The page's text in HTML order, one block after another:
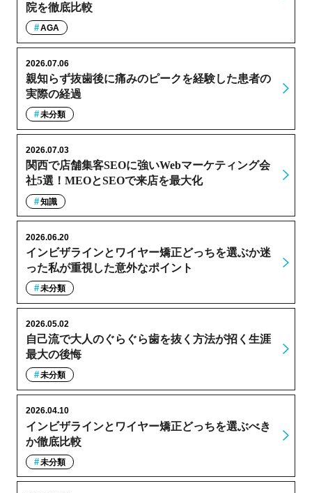
院を徹底比較
AGA
親知らず抜歯後に痛みのピークを経験した患者の
実際の経過
2026.07.06
未分類
関西で店舗集客SEOに強いWebマーケティング会
社5選！MEOとSEOで来店を最大化
2026.07.03
知識
インビザラインとワイヤー矯正どっちを選ぶか迷
った私が重視した意外なポイント
2026.06.20
未分類
自己流で大人のぐらぐら歯を抜く方法が招く生涯
最大の後悔
2026.05.02
未分類
インビザラインとワイヤー矯正どっちを選ぶべき
か徹底比較
2026.04.10
未分類